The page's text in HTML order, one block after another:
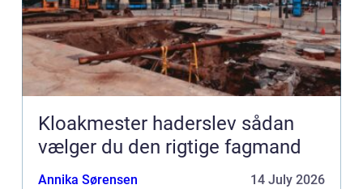
Kloakmester haderslev sådan
vælger du den rigtige fagmand
Annika Sørensen 14 July 2026